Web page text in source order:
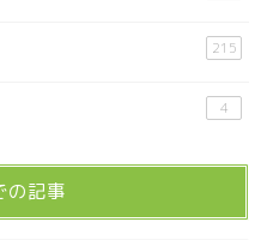
215
4
の記事
都宮の震災後の様子